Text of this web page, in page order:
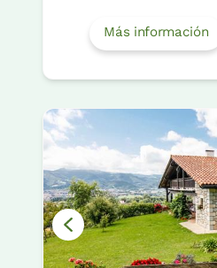
Más información